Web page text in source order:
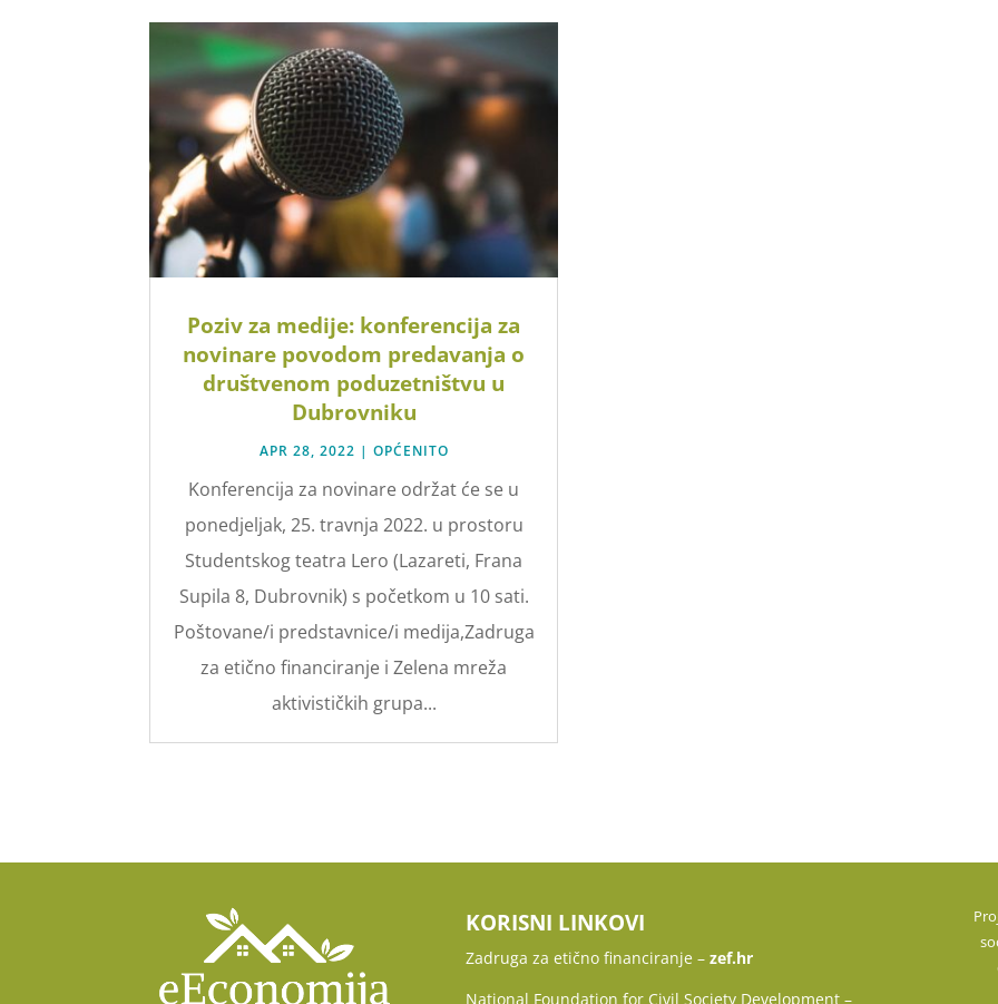
Poziv za medije: konferencija za
novinare povodom predavanja o
društvenom poduzetništvu u
Dubrovniku
APR 28, 2022 | OPĆENITO
Konferencija za novinare održat će se u
ponedjeljak, 25. travnja 2022. u prostoru
Studentskog teatra Lero (Lazareti, Frana
Supila 8, Dubrovnik) s početkom u 10 sati.
Poštovane/i predstavnice/i medija,Zadruga
za etično financiranje i Zelena mreža
aktivističkih grupa...
KORISNI LINKOVI
Zadruga za etično financiranje – zef.hr
National Foundation for Civil Society Development –